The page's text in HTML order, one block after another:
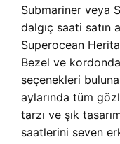
Submariner veya
dalgıç saati satın
Superocean
Bezel ve
seçenekleri
aylarında tüm
tarzı ve şık
saatlerini seven